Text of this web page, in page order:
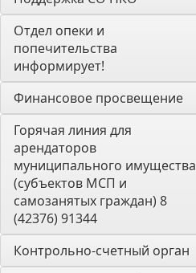
Отдел опеки и
попечительства
информирует!
Финансовое просвещение
Горячая линия для
арендаторов
муниципального имущества
(субъектов МСП и
самозанятых граждан) 8
(42376) 91344
Контрольно-счетный орган